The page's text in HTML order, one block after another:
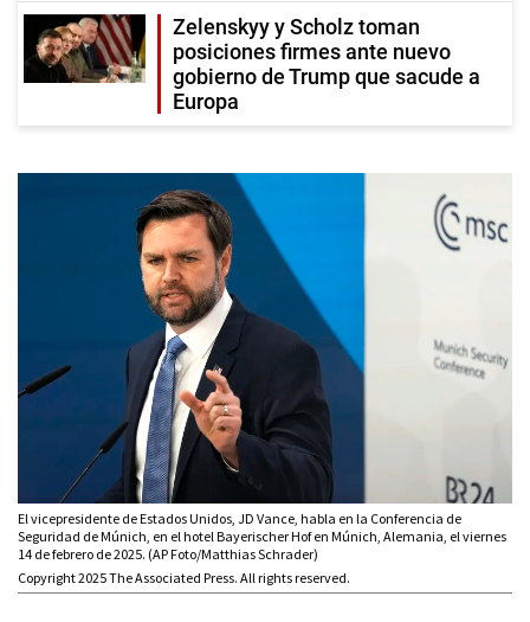
Zelenskyy y Scholz toman
posiciones firmes ante nuevo
gobierno de Trump que sacude a
Europa
El vicepresidente de Estados Unidos, JD Vance, habla en la Conferencia de
Seguridad de Múnich, en el hotel Bayerischer Hof en Múnich, Alemania, el viernes
14 de febrero de 2025. (AP Foto/Matthias Schrader)
Copyright 2025 The Associated Press. All rights reserved.